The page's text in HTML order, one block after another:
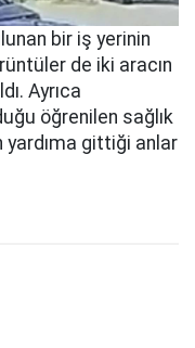
bir iş yerinin
de iki aracın
Ayrıca
öğrenilen sağlık
gittiği anlar